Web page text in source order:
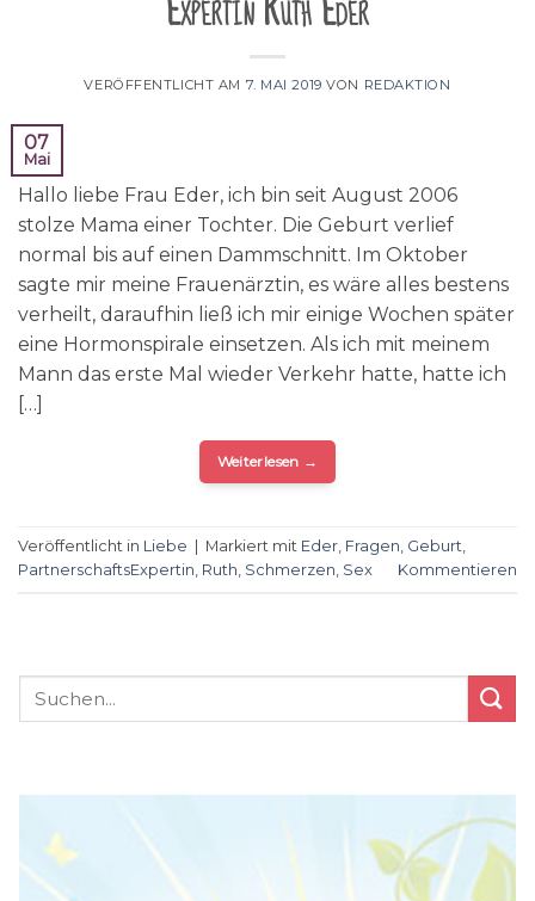
VERÖFFENTLICHT AM 7. MAI 2019 VON REDAKTION
07
Mai
Hallo liebe Frau Eder, ich bin seit August 2006
stolze Mama einer Tochter. Die Geburt verlief
normal bis auf einen Dammschnitt. Im Oktober
sagte mir meine Frauenärztin, es wäre alles bestens
verheilt, daraufhin ließ ich mir einige Wochen später
eine Hormonspirale einsetzen. Als ich mit meinem
Mann das erste Mal wieder Verkehr hatte, hatte ich
[…]
Weiterlesen →
Veröffentlicht in Liebe Markiert mit Eder, Fragen, Geburt,
PartnerschaftsExpertin, Ruth, Schmerzen, Sex Kommentieren